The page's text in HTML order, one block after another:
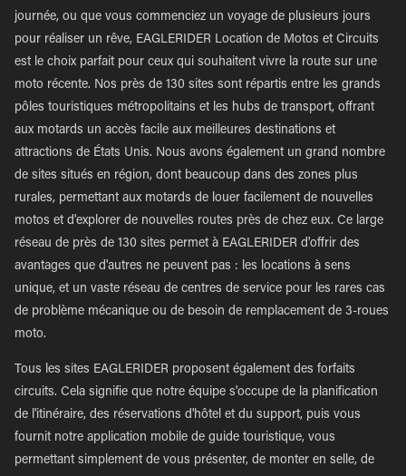
journée, ou que vous commenciez un voyage de plusieurs jours
pour réaliser un rêve, EAGLERIDER Location de Motos et Circuits
est le choix parfait pour ceux qui souhaitent vivre la route sur une
moto récente. Nos près de 130 sites sont répartis entre les grands
pôles touristiques métropolitains et les hubs de transport, offrant
aux motards un accès facile aux meilleures destinations et
attractions de États Unis. Nous avons également un grand nombre
de sites situés en région, dont beaucoup dans des zones plus
rurales, permettant aux motards de louer facilement de nouvelles
motos et d'explorer de nouvelles routes près de chez eux. Ce large
réseau de près de 130 sites permet à EAGLERIDER d'offrir des
avantages que d'autres ne peuvent pas : les locations à sens
unique, et un vaste réseau de centres de service pour les rares cas
de problème mécanique ou de besoin de remplacement de 3-roues
moto.
Tous les sites EAGLERIDER proposent également des forfaits
circuits. Cela signifie que notre équipe s'occupe de la planification
de l'itinéraire, des réservations d'hôtel et du support, puis vous
fournit notre application mobile de guide touristique, vous
permettant simplement de vous présenter, de monter en selle, de